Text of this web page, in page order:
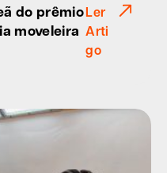
do prêmio
moveleira
Ler
Arti
go